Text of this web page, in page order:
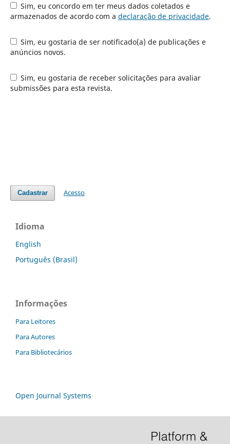
Sim, eu concordo em ter meus dados coletados e
armazenados de acordo com a declaração de privacidade.
Sim, eu gostaria de ser notificado(a) de publicações e
anúncios novos.
Sim, eu gostaria de receber solicitações para avaliar
submissões para esta revista.
Cadastrar Acesso
Idioma
English
Português (Brasil)
Informações
Para Leitores
Para Autores
Para Bibliotecários
Open Journal Systems